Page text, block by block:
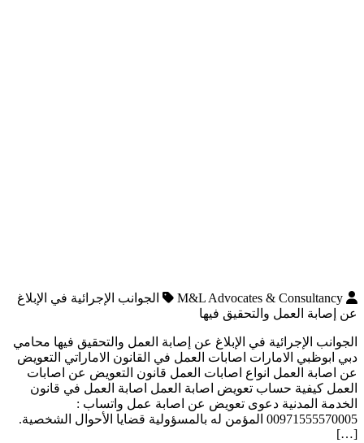
M&L Advocates & Consultancy
الجوانب الإجرائية في الإبلاغ
عن إصابة العمل والتحقيق فيها
الجوانب الإجرائية في الإبلاغ عن إصابة العمل والتحقيق فيها محامي
دبي ابوظبي الامارات اصابات العمل في القانون الاماراتي التعويض
عن اصابة العمل انواع اصابات العمل قانون التعويض عن اصابات
العمل كيفية حساب تعويض اصابة العمل اصابة العمل في قانون
الخدمة المدنية دعوى تعويض عن اصابة عمل واتساب :
00971555570005 المؤمن له بالمسؤولية قضايا الأحوال الشخصية.
[…]